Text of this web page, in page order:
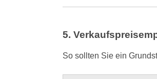
5.
So sollten Sie ein